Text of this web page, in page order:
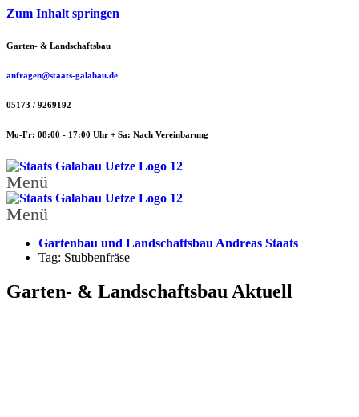
Zum Inhalt springen
Garten- & Landschaftsbau
anfragen@staats-galabau.de
05173 / 9269192
Mo-Fr: 08:00 - 17:00 Uhr + Sa: Nach Vereinbarung
Menü
Menü
Gartenbau und Landschaftsbau Andreas Staats
Tag: Stubbenfräse
Garten- & Landschaftsbau Aktuell